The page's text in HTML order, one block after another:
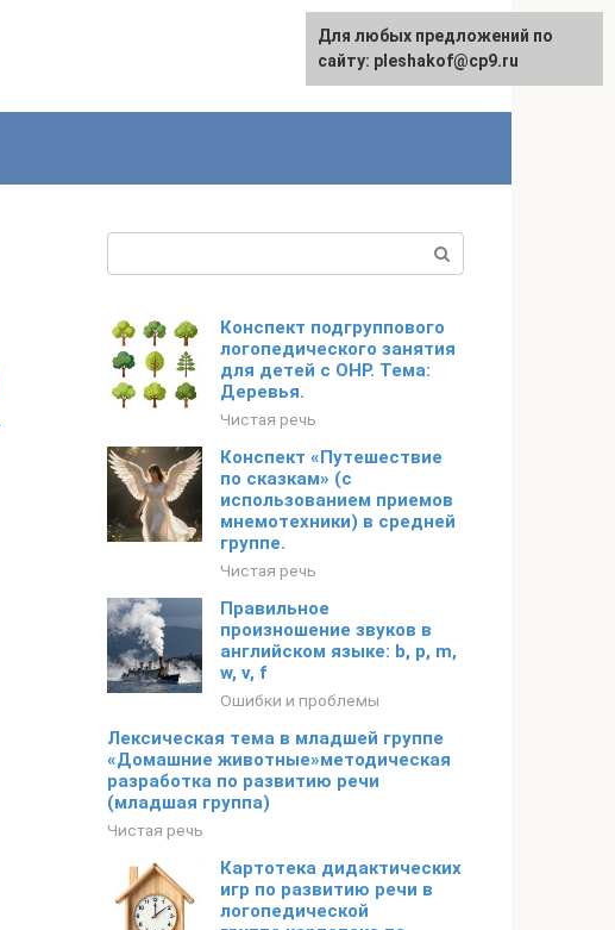
Конспект подгруппового
логопедического занятия
для детей с ОНР. Тема:
Деревья.
Чистая речь
Конспект «Путешествие
по сказкам» (с
использованием приемов
мнемотехники) в средней
группе.
Чистая речь
Правильное
произношение звуков в
английском языке: b, p, m,
w, v, f
Ошибки и проблемы
Лексическая тема в младшей группе
«Домашние животные»методическая
разработка по развитию речи
(младшая группа)
Чистая речь
Картотека дидактических
игр по развитию речи в
логопедической
Для любых предложений по
сайту: pleshakof@cp9.ru